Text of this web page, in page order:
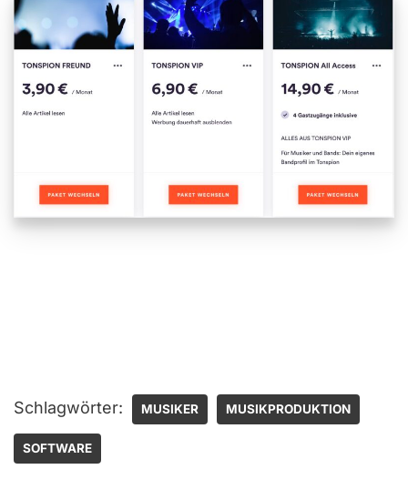
Schlagwörter: MUSIKER MUSIKPRODUKTION
SOFTWARE